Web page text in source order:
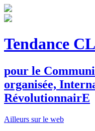
Tendance
pour le C
organisée, I
RévolutionnairE
Ailleurs sur le web